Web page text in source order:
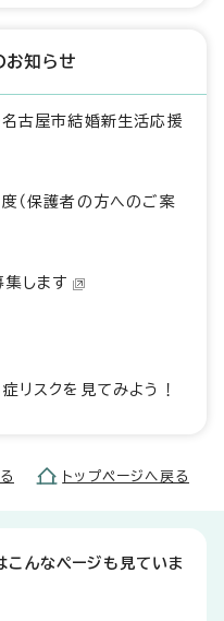
お知らせ
古屋市結婚新生活応援
（保護者の方へのご案
します
リスクを見てみよう！
トップページへ戻る
こんなページも見ていま